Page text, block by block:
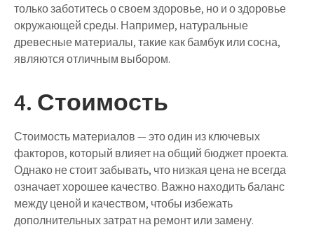
только заботитесь о своем здоровье, но и о здоровье
окружающей среды. Например, натуральные
древесные материалы, такие как бамбук или сосна,
являются отличным выбором.
4. Стоимость
Стоимость материалов — это один из ключевых
факторов, который влияет на общий бюджет проекта.
Однако не стоит забывать, что низкая цена не всегда
означает хорошее качество. Важно находить баланс
между ценой и качеством, чтобы избежать
дополнительных затрат на ремонт или замену.